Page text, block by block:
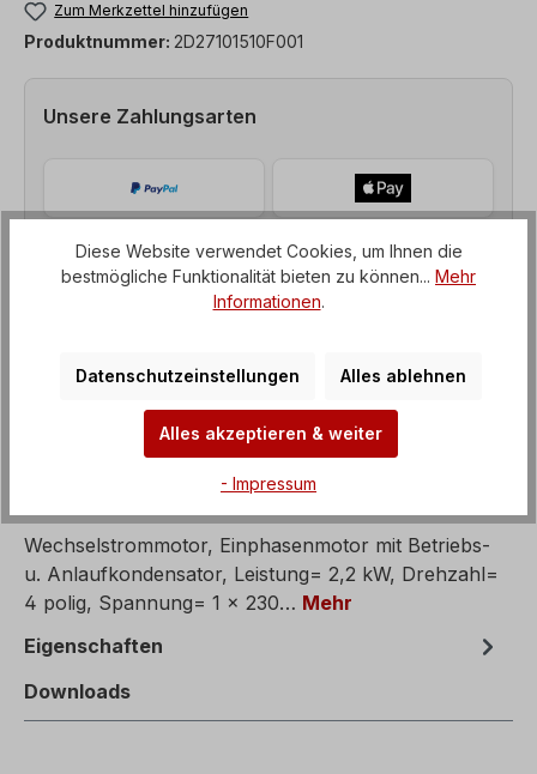
Zum Merkzettel hinzufügen
Produktnummer: 2D27101510F001
Unsere Zahlungsarten
Wechselstrommotor, Einphasenmotor mit Betriebs-
u. Anlaufkondensator, Leistung= 2,2 kW, Drehzahl=
4 polig, Spannung= 1 x 230… Mehr
Eigenschaften
Downloads
Diese Website verwendet Cookies, um Ihnen die
bestmögliche Funktionalität bieten zu können... Mehr
Informationen.
Datenschutzeinstellungen Alles ablehnen
Alles akzeptieren & weiter
- Impressum